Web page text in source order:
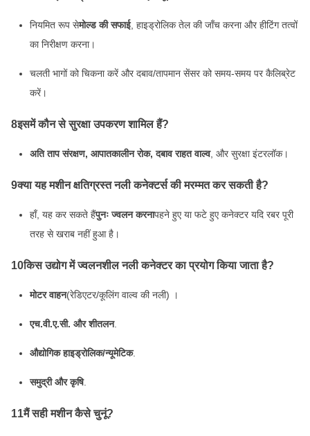
नियमित रूप सेमोल्ड की सफाई, हाइड्रोलिक तेल की जाँच करना और हीटिंग तत्वों
का निरीक्षण करना।
चलती भागों को चिकना करें और दबाव/तापमान सेंसर को समय-समय पर कैलिब्रेट
करें।
8इसमें कौन से सुरक्षा उपकरण शामिल हैं?
अति ताप संरक्षण, आपातकालीन रोक, दबाव राहत वाल्व, और सुरक्षा इंटरलॉक।
9क्या यह मशीन क्षतिग्रस्त नली कनेक्टर्स की मरम्मत कर सकती है?
हाँ, यह कर सकते हैंपुनः ज्वलन करनापहने हुए या फटे हुए कनेक्टर यदि रबर पूरी
तरह से खराब नहीं हुआ है।
10किस उद्योग में ज्वलनशील नली कनेक्टर का प्रयोग किया जाता है?
मोटर वाहन(रेडिएटर/कूलिंग वाल्व की नली) ।
एच.वी.ए.सी. और शीतलन.
औद्योगिक हाइड्रोलिक/न्यूमेटिक.
समुद्री और कृषि.
11मैं सही मशीन कैसे चुनूं?